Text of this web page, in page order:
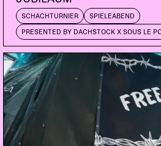
THE MONSTERS
ALLSCHWIL
THE SENILES CH | Voodoo Rhythm
SCHACHTURNIER SPIELEABEND
PRESENTED BY DACHSTOCK X SOUS LE